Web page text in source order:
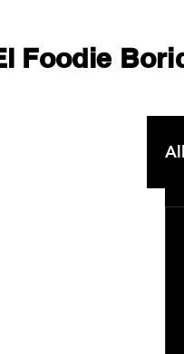
Foodie